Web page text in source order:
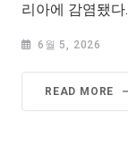
리아에 감염됐
6월 5, 2026
READ MORE